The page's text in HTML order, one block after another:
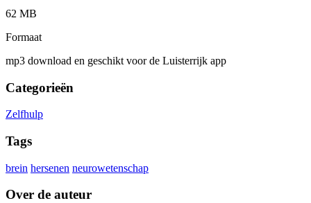
62 MB
Formaat
mp3 download en geschikt voor de Luisterrijk app
Categorieën
Zelfhulp
Tags
brein hersenen neurowetenschap
Over de auteur